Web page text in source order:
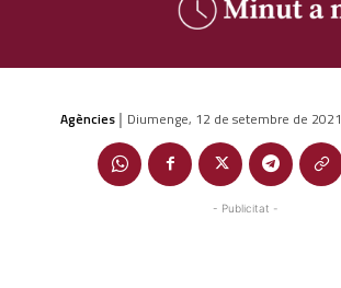
Agències | Diumenge, 12 de setembre de 2021
- Publicitat -